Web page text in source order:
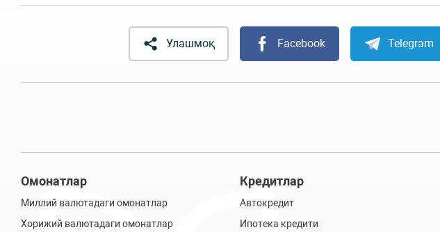
Улашмоқ Facebook Telegram
Омонатлар
Миллий валютадаги омонатлар
Хорижий валютадаги омонатлар
Кредитлар
Автокредит
Ипотека кредити